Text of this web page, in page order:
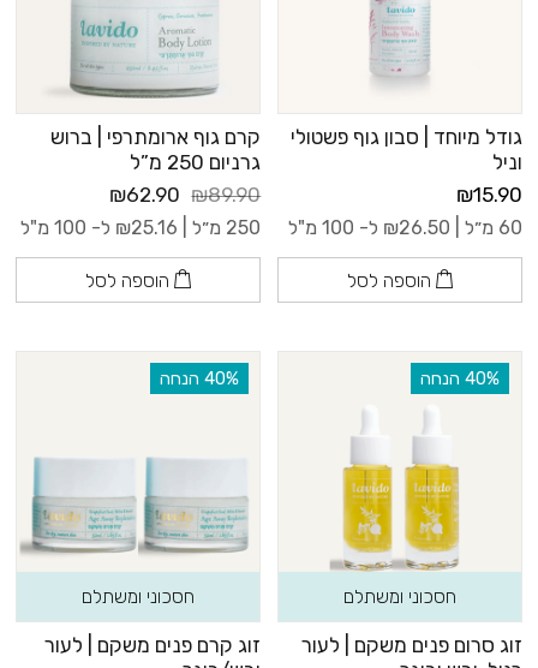
גודל מיוחד | סבון גוף פשטולי
וניל
₪15.90
60 מ״ל | ₪26.50 ל- 100 מ"ל
הוספה לסל
קרם גוף ארומתרפי | ברוש
גרניום 250 מ”ל
₪89.90
₪62.90
250 מ״ל | ₪25.16 ל- 100 מ"ל
הוספה לסל
‫40% הנחה
חסכוני ומשתלם
זוג סרום פנים משקם | לעור
‫40% הנחה
חסכוני ומשתלם
זוג קרם פנים משקם | לעור